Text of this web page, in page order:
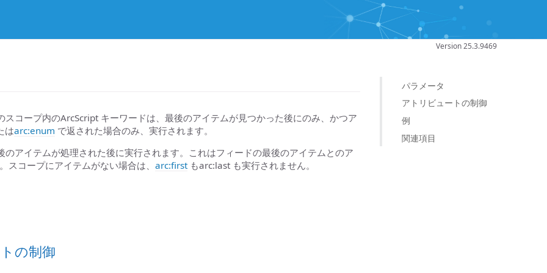
Version 25.3.9469
パラメータ
アトリビュートの制御
例
関連項目
スコープ内のArcScript キーワードは、最後のアイテムが見つかった後にのみ、かつア
はarc:enum で返された場合のみ、実行されます。
のアイテムが処理された後に実行されます。これはフィードの最後のアイテムとのア
スコープにアイテムがない場合は、 arc:first もarc:last も実行されません。
の制御